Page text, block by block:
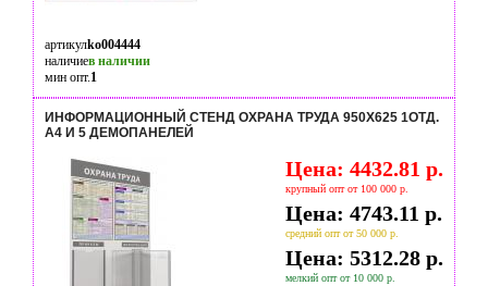
артикулko004444
наличиев наличии
мин опт.1
ИНФОРМАЦИОННЫЙ СТЕНД ОХРАНА ТРУДА 950Х625 1ОТД.
А4 И 5 ДЕМОПАНЕЛЕЙ
Цена: 4432.81 р.
крупный опт от 100 000 р.
Цена: 4743.11 р.
средний опт от 50 000 р.
Цена: 5312.28 р.
мелкий опт от 10 000 р.